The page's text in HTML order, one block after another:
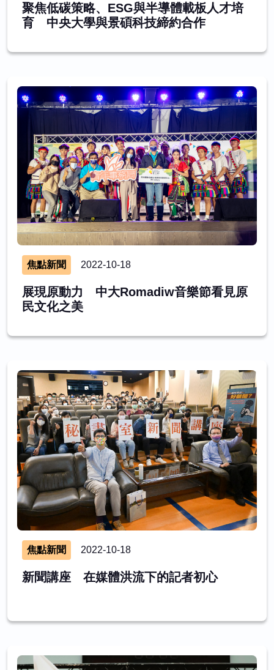
聚焦低碳策略、ESG與半導體載板人才培
育 中央大學與景碩科技締約合作
焦點新聞 2022-10-18
展現原動力 中大Romadiw音樂節看見原
民文化之美
焦點新聞 2022-10-18
新聞講座 在媒體洪流下的記者初心